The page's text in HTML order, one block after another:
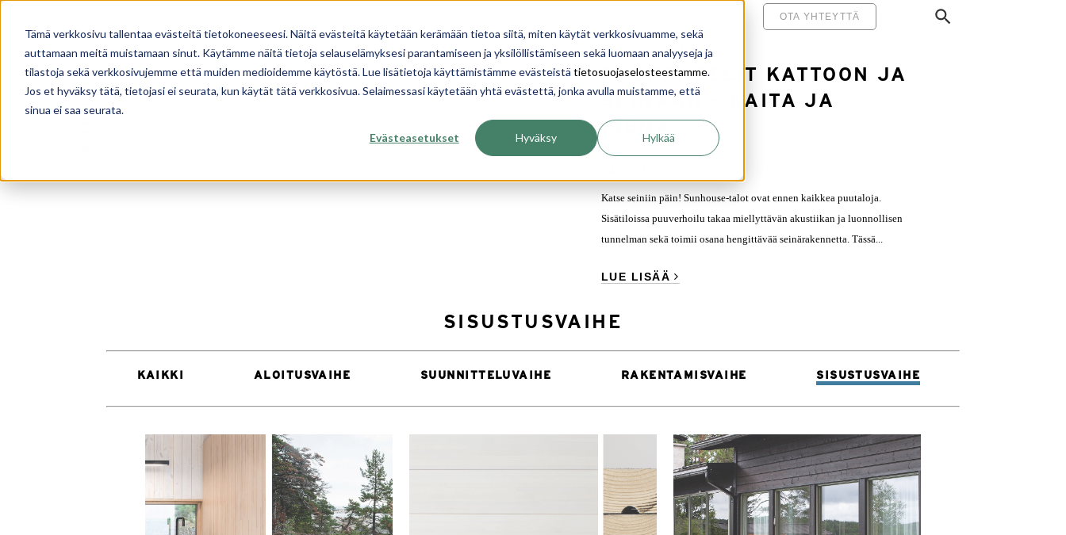
Tämä verkkosivu tallentaa evästeitä tietokoneeseesi. Näitä evästeitä käytetään kerämään tietoa siitä, miten käytät verkkosivuamme, sekä
auttamaan meitä muistamaan sinut. Käytämme näitä tietoja selauselämyksesi parantamiseen ja yksilöllistämiseen sekä luomaan analyyseja ja
tilastoja sekä verkkosivujemme että muiden medioidemme käytöstä. Lue lisätietoja käyttämistämme evästeistä tietosuojaselosteestamme.
Jos et hyväksy tätä, tietojasi ei seurata, kun käytät tätä verkkosivua. Selaimessasi käytetään yhtä evästettä, jonka avulla muistamme, että
sinua ei saa seurata.
Evästeasetukset Hyväksy Hylkää
OTA YHTEYTTÄ
sisustusvaihe
PUUPANEELIT KATTOON JA
SEINÄÄN – KAITA JA
PIENA
18. 11. 2022
Katse seiniin päin! Sunhouse-talot ovat ennen kaikkea puutaloja.
Sisätiloissa puuverhoilu takaa miellyttävän akustiikan ja luonnollisen
tunnelman sekä toimii osana hengittävää seinärakennetta. Tässä...
LUE LISÄÄ
SISUSTUSVAIHE
KAIKKI ALOITUSVAIHE SUUNNITTELUVAIHE RAKENTAMISVAIHE SISUSTUSVAIHE